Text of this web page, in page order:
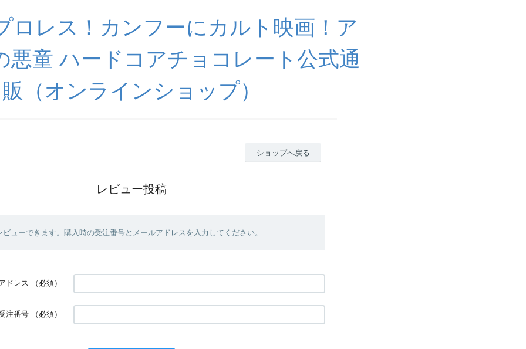
ロレス！カンフーにカルト映画！ア
悪童 ハードコアチョコレート公式通
販（オンラインショップ）
ショップへ戻る
レビュー投稿
ューできます。購入時の受注番号とメールアドレスを入力してください。
ドレス （必須）
注番号 （必須）